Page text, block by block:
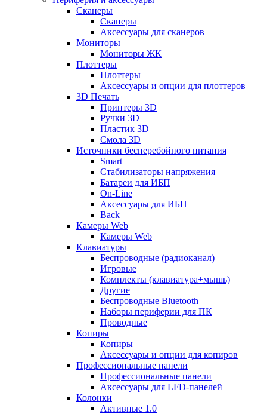
Сканеры
Сканеры
Аксессуары для сканеров
Мониторы
Мониторы ЖК
Плоттеры
Плоттеры
Аксессуары и опции для плоттеров
3D Печать
Принтеры 3D
Ручки 3D
Пластик 3D
Смола 3D
Источники бесперебойного питания
Smart
Стабилизаторы напряжения
Батареи для ИБП
On-Line
Аксессуары для ИБП
Back
Камеры Web
Камеры Web
Клавиатуры
Беспроводные (радиоканал)
Игровые
Комплекты (клавиатура+мышь)
Другие
Беспроводные Bluetooth
Наборы периферии для ПК
Проводные
Копиры
Копиры
Аксессуары и опции для копиров
Профессиональные панели
Профессиональные панели
Аксессуары для LFD-панелей
Колонки
Активные 1.0